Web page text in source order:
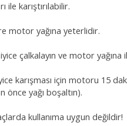
karıştırılabilir.
motor yağına yeterlidir.
çalkalayın ve motor yağına
karışması için motoru 15
yağı boşaltın).
kullanıma uygun değildir!